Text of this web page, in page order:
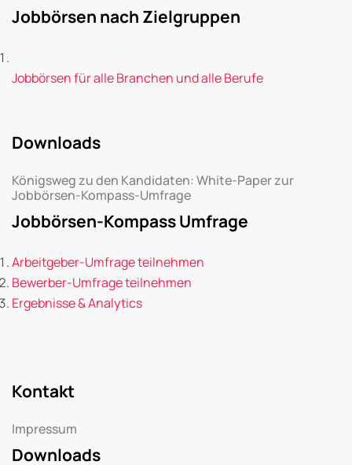
Jobbörsen nach Zielgruppen
Jobbörsen für alle Branchen und alle Berufe
Downloads
Königsweg zu den Kandidaten: White-Paper zur
Jobbörsen-Kompass-Umfrage
Jobbörsen-Kompass Umfrage
Arbeitgeber-Umfrage teilnehmen
Bewerber-Umfrage teilnehmen
Ergebnisse & Analytics
Kontakt
Impressum
Downloads